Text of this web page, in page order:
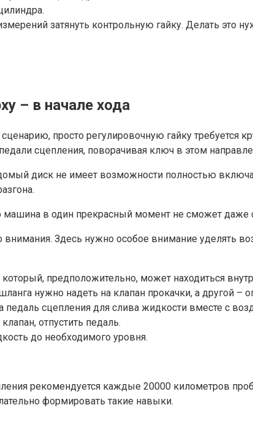
затянуть контрольную гайку. Делать это
– в начале хода
просто регулировочную гайку
сцепления, поворачивая ключ в этом
диск не имеет возможности полностью
машина в один прекрасный момент не сможет даже
внимания. Здесь нужно особое внимание уделять
который, предположительно, может находиться
нужно надеть на клапан прокачки, а другой –
педаль сцепления для слива жидкости вместе с
отпустить педаль.
до необходимого уровня.
рекомендуется каждые 20000 километров
формировать такие навыки.